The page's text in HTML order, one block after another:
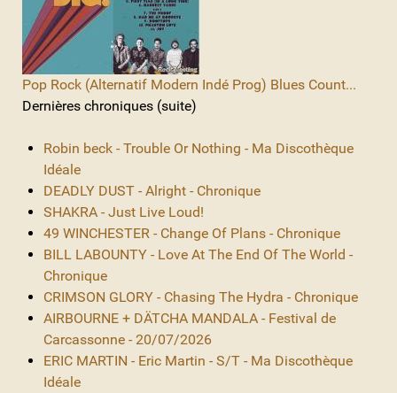
Pop Rock (Alternatif Modern Indé Prog) Blues Count...
Dernières chroniques (suite)
Robin beck - Trouble Or Nothing - Ma Discothèque
Idéale
DEADLY DUST - Alright - Chronique
SHAKRA - Just Live Loud!
49 WINCHESTER - Change Of Plans - Chronique
BILL LABOUNTY - Love At The End Of The World -
Chronique
CRIMSON GLORY - Chasing The Hydra - Chronique
AIRBOURNE + DÄTCHA MANDALA - Festival de
Carcassonne - 20/07/2026
ERIC MARTIN - Eric Martin - S/T - Ma Discothèque
Idéale